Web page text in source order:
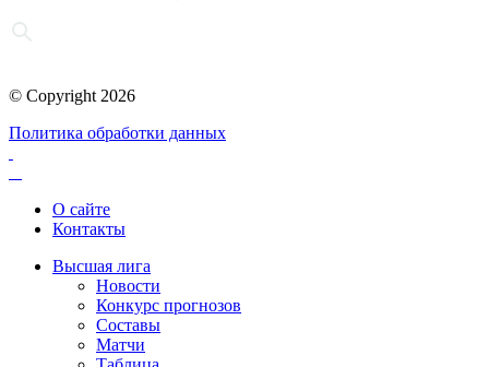
© Copyright 2026
Политика обработки данных
О сайте
Контакты
Высшая лига
Новости
Конкурс прогнозов
Составы
Матчи